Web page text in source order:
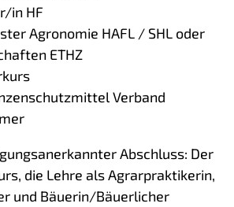
in HF
Agronomie HAFL / SHL oder
ETHZ
Verband
Abschluss: Der
die Lehre als Agrarpraktikerin,
und Bäuerin/Bäuerlicher